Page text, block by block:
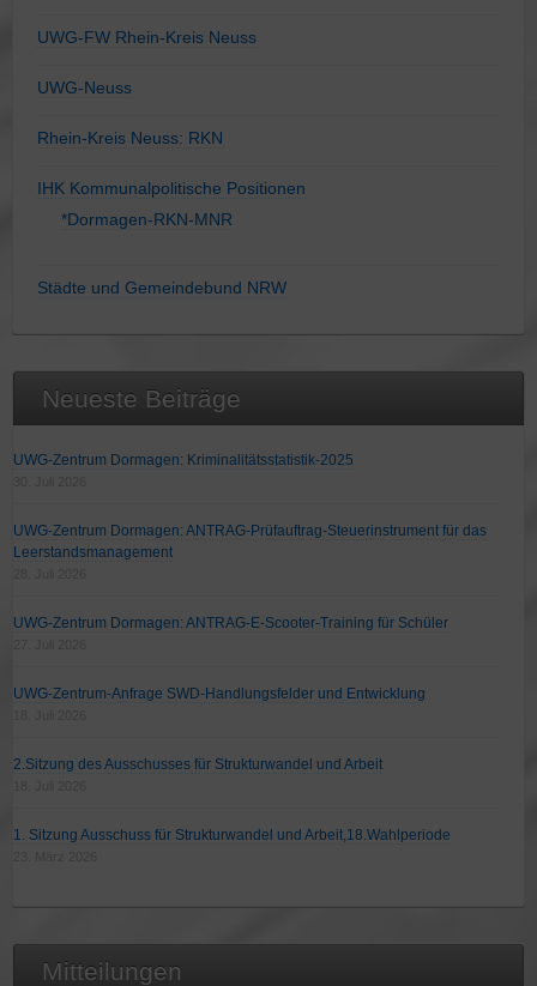
UWG-FW Rhein-Kreis Neuss
UWG-Neuss
Rhein-Kreis Neuss: RKN
IHK Kommunalpolitische Positionen
*Dormagen-RKN-MNR
Städte und Gemeindebund NRW
Neueste Beiträge
UWG-Zentrum Dormagen: Kriminalitätsstatistik-2025
UWG-Zentrum Dormagen: ANTRAG-Prüfauftrag-Steuerinstrument für das
Leerstandsmanagement
UWG-Zentrum Dormagen: ANTRAG-E-Scooter-Training für Schüler
UWG-Zentrum-Anfrage SWD-Handlungsfelder und Entwicklung
2.Sitzung des Ausschusses für Strukturwandel und Arbeit
1. Sitzung Ausschuss für Strukturwandel und Arbeit,18.Wahlperiode
Mitteilungen